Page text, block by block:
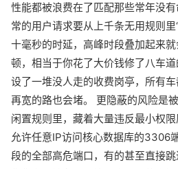
性能都被浪费在了匹配那些常年没
常的用户请求要从上千条无用规则
十毫秒的时延，高峰时段叠加起来
顿，相当于你花了大价钱修了八车
设了一堆没人走的收费岗亭，所有车
再宽的路也会堵。 更隐蔽的风险是
闲置规则里，藏着大量违反最小权
允许任意IP访问核心数据库的3306
段的全部高危端口，有的甚至直接